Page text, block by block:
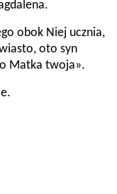
obok Niej ucznia,
oto syn
Matka twoja».